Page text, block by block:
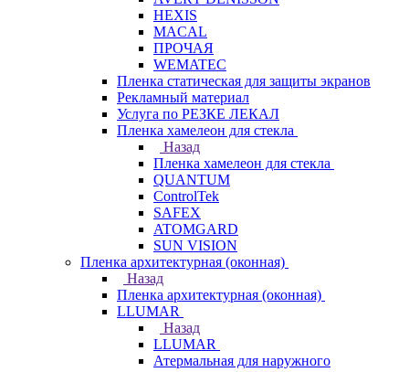
HEXIS
MACAL
ПРОЧАЯ
WEMATEC
Пленка статическая для защиты экранов
Рекламный материал
Услуга по РЕЗКЕ ЛЕКАЛ
Пленка хамелеон для стекла
Назад
Пленка хамелеон для стекла
QUANTUM
ControlTek
SAFEX
ATOMGARD
SUN VISION
Пленка архитектурная (оконная)
Назад
Пленка архитектурная (оконная)
LLUMAR
Назад
LLUMAR
Атермальная для наружного